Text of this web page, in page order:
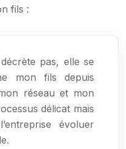
fils :
pas, elle se
mon fils depuis
réseau et mon
délicat mais
évoluer